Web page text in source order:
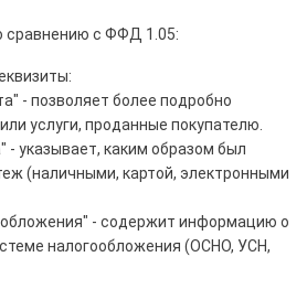
сравнению с ФФД 1.05:
- позволяет более подробно
услуги, проданные покупателю.
- указывает, каким образом был
(наличными, картой, электронными
- содержит информацию о
налогообложения (ОСНО, УСН,